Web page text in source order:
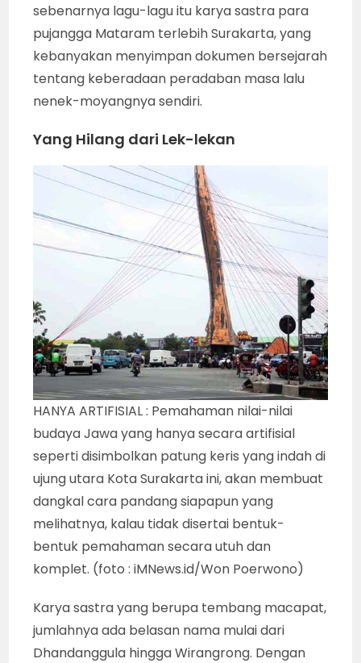
sebenarnya lagu-lagu itu karya sastra para
pujangga Mataram terlebih Surakarta, yang
kebanyakan menyimpan dokumen bersejarah
tentang keberadaan peradaban masa lalu
nenek-moyangnya sendiri.
Yang Hilang dari Lek-lekan
HANYA ARTIFISIAL : Pemahaman nilai-nilai
budaya Jawa yang hanya secara artifisial
seperti disimbolkan patung keris yang indah di
ujung utara Kota Surakarta ini, akan membuat
dangkal cara pandang siapapun yang
melihatnya, kalau tidak disertai bentuk-
bentuk pemahaman secara utuh dan
komplet. (foto : iMNews.id/Won Poerwono)
Karya sastra yang berupa tembang macapat,
jumlahnya ada belasan nama mulai dari
Dhandanggula hingga Wirangrong. Dengan